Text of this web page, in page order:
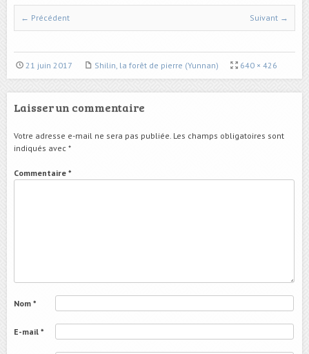
← Précédent Suivant →
21 juin 2017 Shilin, la forêt de pierre (Yunnan) 640 × 426
Laisser un commentaire
Votre adresse e-mail ne sera pas publiée. Les champs obligatoires sont
indiqués avec *
Commentaire *
Nom *
E-mail *